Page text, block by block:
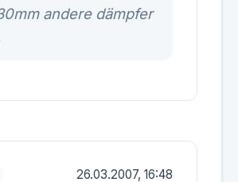
andere dämpfer
26.03.2007, 16:48